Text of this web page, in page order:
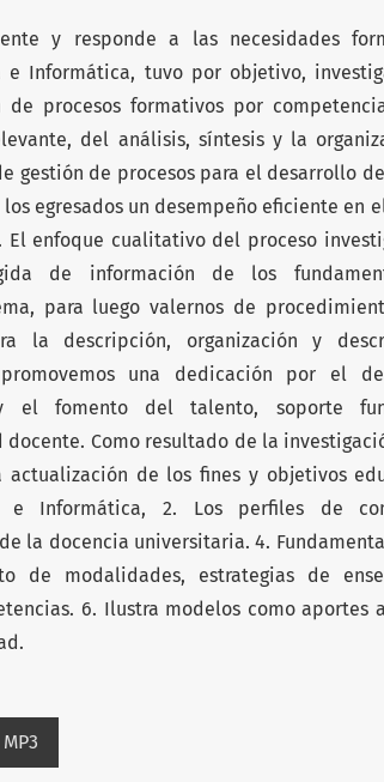
y responde a las necesidades
e Informática, tuvo por objetivo,
procesos formativos por
del análisis, síntesis y la
gestión de procesos para el desarrollo
egresados un desempeño eficiente en
El enfoque cualitativo del proceso
de información de los
para luego valernos de
la descripción, organización y
una dedicación por el
el fomento del talento, soporte
Como resultado de la
actualización de los fines y objetivos
e Informática, 2. Los perfiles de
la docencia universitaria. 4.
de modalidades, estrategias de
6. Ilustra modelos como aportes